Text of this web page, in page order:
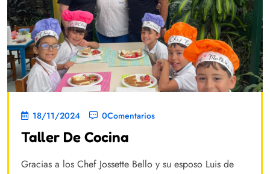
18/11/2024 0Comentarios
Taller De Cocina
Gracias a los Chef Jossette Bello y su esposo Luis de